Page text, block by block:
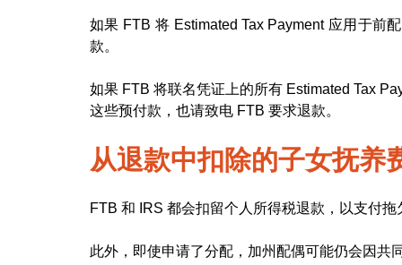
如果 FTB 将 Estimated Tax Payment 应用于前
款。
如果 FTB 将联名凭证上的所有 Estimated Tax
这些预付款，也请致电 FTB 要求退款。
从退款中扣除的子女抚养
FTB 和 IRS 都会扣留个人所得税退款，以支付
此外，即使申请了分配，加州配偶可能仍会因共